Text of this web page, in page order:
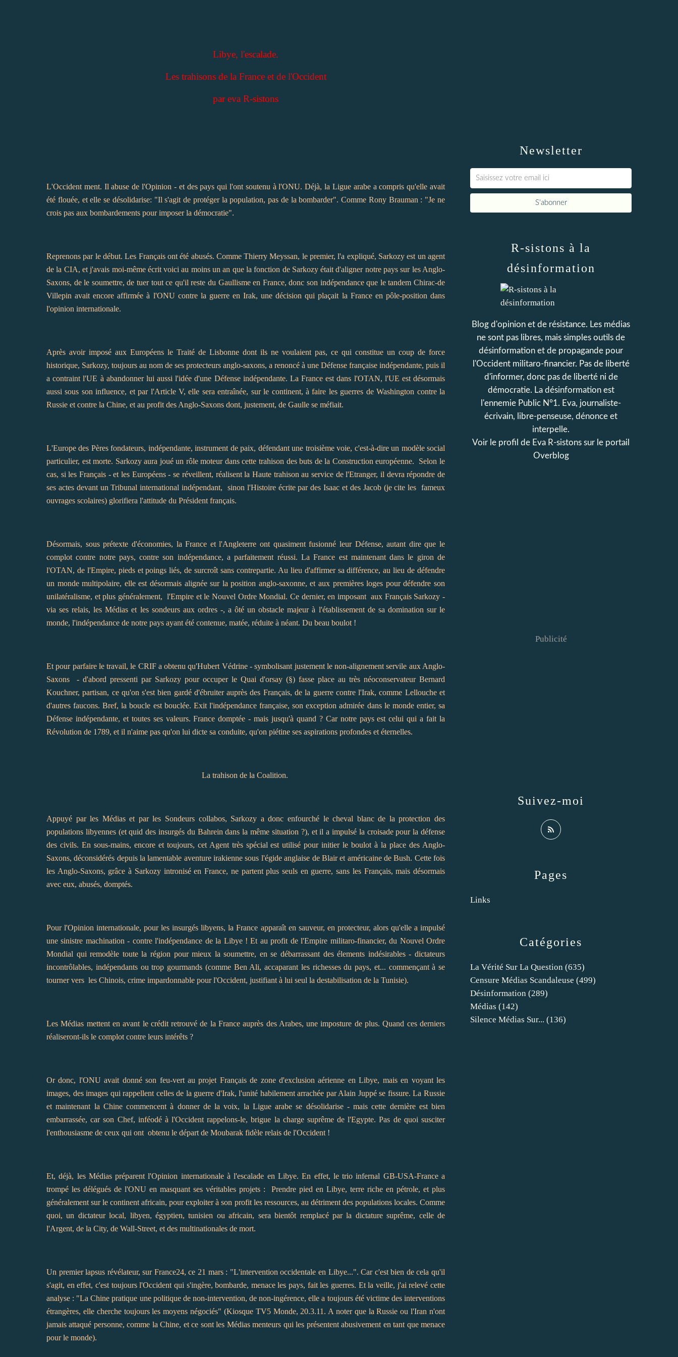
Libye, l'escalade.
Les trahisons de la France et de l'Occident
par eva R-sistons
L'Occident ment. Il abuse de l'Opinion - et des pays qui l'ont soutenu à l'ONU. Déjà, la Ligue arabe a compris qu'elle avait
été flouée, et elle se désolidarise: "Il s'agit de protéger la population, pas de la bombarder". Comme Rony Brauman : "Je ne
crois pas aux bombardements pour imposer la démocratie".
Reprenons par le début. Les Français ont été abusés. Comme Thierry Meyssan, le premier, l'a expliqué, Sarkozy est un agent
de la CIA, et j'avais moi-même écrit voici au moins un an que la fonction de Sarkozy était d'aligner notre pays sur les Anglo-
Saxons, de le soumettre, de tuer tout ce qu'il reste du Gaullisme en France, donc son indépendance que le tandem Chirac-de
Villepin avait encore affirmée à l'ONU contre la guerre en Irak, une décision qui plaçait la France en pôle-position dans
l'opinion internationale.
Après avoir imposé aux Européens le Traité de Lisbonne dont ils ne voulaient pas, ce qui constitue un coup de force
historique, Sarkozy, toujours au nom de ses protecteurs anglo-saxons, a renoncé à une Défense française indépendante, puis il
a contraint l'UE à abandonner lui aussi l'idée d'une Défense indépendante. La France est dans l'OTAN, l'UE est désormais
aussi sous son influence, et par l'Article V, elle sera entraînée, sur le continent, à faire les guerres de Washington contre la
Russie et contre la Chine, et au profit des Anglo-Saxons dont, justement, de Gaulle se méfiait.
L'Europe des Pères fondateurs, indépendante, instrument de paix, défendant une troisième voie, c'est-à-dire un modèle social
particulier, est morte. Sarkozy aura joué un rôle moteur dans cette trahison des buts de la Construction européenne. Selon le
cas, si les Français - et les Européens - se réveillent, réalisent la Haute trahison au service de l'Etranger, il devra répondre de
ses actes devant un Tribunal international indépendant, sinon l'Histoire écrite par des Isaac et des Jacob (je cite les fameux
ouvrages scolaires) glorifiera l'attitude du Président français.
Désormais, sous prétexte d'économies, la France et l'Angleterre ont quasiment fusionné leur Défense, autant dire que le
complot contre notre pays, contre son indépendance, a parfaitement réussi. La France est maintenant dans le giron de
l'OTAN, de l'Empire, pieds et poings liés, de surcroît sans contrepartie. Au lieu d'affirmer sa différence, au lieu de défendre
un monde multipolaire, elle est désormais alignée sur la position anglo-saxonne, et aux premières loges pour défendre son
unilatéralisme, et plus généralement, l'Empire et le Nouvel Ordre Mondial. Ce dernier, en imposant aux Français Sarkozy -
via ses relais, les Médias et les sondeurs aux ordres -, a ôté un obstacle majeur à l'établissement de sa domination sur le
monde, l'indépendance de notre pays ayant été contenue, matée, réduite à néant. Du beau boulot !
Et pour parfaire le travail, le CRIF a obtenu qu'Hubert Védrine - symbolisant justement le non-alignement servile aux Anglo-
Saxons - d'abord pressenti par Sarkozy pour occuper le Quai d'orsay (§) fasse place au très néoconservateur Bernard
Kouchner, partisan, ce qu'on s'est bien gardé d'ébruiter auprès des Français, de la guerre contre l'Irak, comme Lellouche et
d'autres faucons. Bref, la boucle est bouclée. Exit l'indépendance française, son exception admirée dans le monde entier, sa
Défense indépendante, et toutes ses valeurs. France domptée - mais jusqu'à quand ? Car notre pays est celui qui a fait la
Révolution de 1789, et il n'aime pas qu'on lui dicte sa conduite, qu'on piétine ses aspirations profondes et éternelles.
La trahison de la Coalition.
Appuyé par les Médias et par les Sondeurs collabos, Sarkozy a donc enfourché le cheval blanc de la protection des
populations libyennes (et quid des insurgés du Bahrein dans la même situation ?), et il a impulsé la croisade pour la défense
des civils. En sous-mains, encore et toujours, cet Agent très spécial est utilisé pour initier le boulot à la place des Anglo-
Saxons, déconsidérés depuis la lamentable aventure irakienne sous l'égide anglaise de Blair et américaine de Bush. Cette fois
les Anglo-Saxons, grâce à Sarkozy intronisé en France, ne partent plus seuls en guerre, sans les Français, mais désormais
avec eux, abusés, domptés.
Pour l'Opinion internationale, pour les insurgés libyens, la France apparaît en sauveur, en protecteur, alors qu'elle a impulsé
une sinistre machination - contre l'indépendance de la Libye ! Et au profit de l'Empire militaro-financier, du Nouvel Ordre
Mondial qui remodèle toute la région pour mieux la soumettre, en se débarrassant des élements indésirables - dictateurs
incontrôlables, indépendants ou trop gourmands (comme Ben Ali, accaparant les richesses du pays, et... commençant à se
tourner vers les Chinois, crime impardonnable pour l'Occident, justifiant à lui seul la destabilisation de la Tunisie).
Les Médias mettent en avant le crédit retrouvé de la France auprès des Arabes, une imposture de plus. Quand ces derniers
réaliseront-ils le complot contre leurs intérêts ?
Or donc, l'ONU avait donné son feu-vert au projet Français de zone d'exclusion aérienne en Libye, mais en voyant les
images, des images qui rappellent celles de la guerre d'Irak, l'unité habilement arrachée par Alain Juppé se fissure. La Russie
et maintenant la Chine commencent à donner de la voix, la Ligue arabe se désolidarise - mais cette dernière est bien
embarrassée, car son Chef, inféodé à l'Occident rappelons-le, brigue la charge suprême de l'Egypte. Pas de quoi susciter
l'enthousiasme de ceux qui ont obtenu le départ de Moubarak fidèle relais de l'Occident !
Et, déjà, les Médias préparent l'Opinion internationale à l'escalade en Libye. En effet, le trio infernal GB-USA-France a
trompé les délégués de l'ONU en masquant ses véritables projets : Prendre pied en Libye, terre riche en pétrole, et plus
généralement sur le continent africain, pour exploiter à son profit les ressources, au détriment des populations locales. Comme
quoi, un dictateur local, libyen, égyptien, tunisien ou africain, sera bientôt remplacé par la dictature suprême, celle de
l'Argent, de la City, de Wall-Street, et des multinationales de mort.
Un premier lapsus révélateur, sur France24, ce 21 mars : "L'intervention occidentale en Libye...". Car c'est bien de cela qu'il
s'agit, en effet, c'est toujours l'Occident qui s'ingère, bombarde, menace les pays, fait les guerres. Et la veille, j'ai relevé cette
analyse : "La Chine pratique une politique de non-intervention, de non-ingérence, elle a toujours été victime des interventions
étrangères, elle cherche toujours les moyens négociés" (Kiosque TV5 Monde, 20.3.11. A noter que la Russie ou l'Iran n'ont
jamais attaqué personne, comme la Chine, et ce sont les Médias menteurs qui les présentent abusivement en tant que menace
pour le monde).
Newsletter
Catégories
La Vérité Sur La Question (635)
Censure Médias Scandaleuse (499)
Désinformation (289)
Médias (142)
Silence Médias Sur... (136)
Pages
Links
R-sistons à la
désinformation
Blog d'opinion et de résistance. Les médias
ne sont pas libres, mais simples outils de
désinformation et de propagande pour
l'Occident militaro-financier. Pas de liberté
d'informer, donc pas de liberté ni de
démocratie. La désinformation est
l'ennemie Public N°1. Eva, journaliste-
écrivain, libre-penseuse, dénonce et
interpelle.
Voir le profil de Eva R-sistons sur le portail
Overblog
Suivez-moi
Publicité